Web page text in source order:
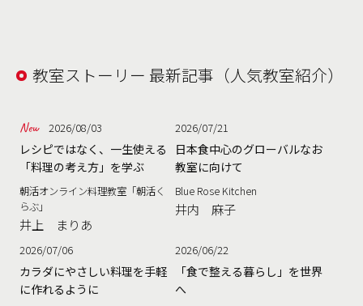
教室ストーリー 最新記事（人気教室紹介）
2026/08/03
レシピではなく、一生使える
「料理の考え方」を学ぶ
朝活オンライン料理教室「朝活く
らぶ」
井上 まりあ
2026/07/21
日本食中心のグローバルなお
教室に向けて
Blue Rose Kitchen
井内 麻子
2026/07/06
カラダにやさしい料理を手軽
に作れるように
2026/06/22
「食で整える暮らし」を世界
へ